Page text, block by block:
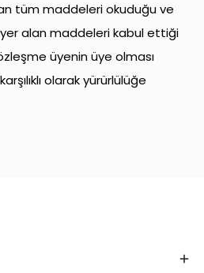
tüm maddeleri okuduğu ve
alan maddeleri kabul ettiği
üyenin üye olması
olarak yürürlülüğe